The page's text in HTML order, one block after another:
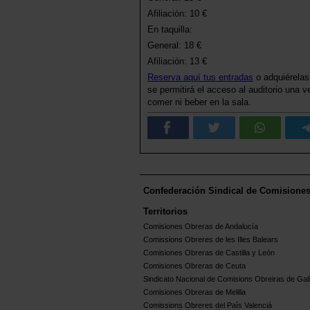
Afiliación: 10 €
En taquilla:
General: 18 €
Afiliación: 13 €
Reserva aquí tus entradas o
se permitirá el acceso al auditorio una
comer ni beber en la sala.
Confederación Sindical de
Territorios
Comisiones Obreras de Andalucía
Comissions Obreres de les Illes Balears
Comisiones Obreras de Castilla y León
Comisiones Obreras de Ceuta
Sindicato Nacional de Comisions Obreiras de
Comisiones Obreras de Melilla
Comissions Obreres del Paìs Valenciá